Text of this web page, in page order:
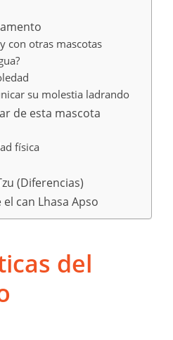
con otras mascotas
su molestia ladrando
de esta mascota
física
(Diferencias)
can Lhasa Apso
del